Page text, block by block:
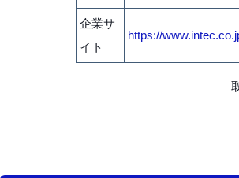
企業サ
イト
https://